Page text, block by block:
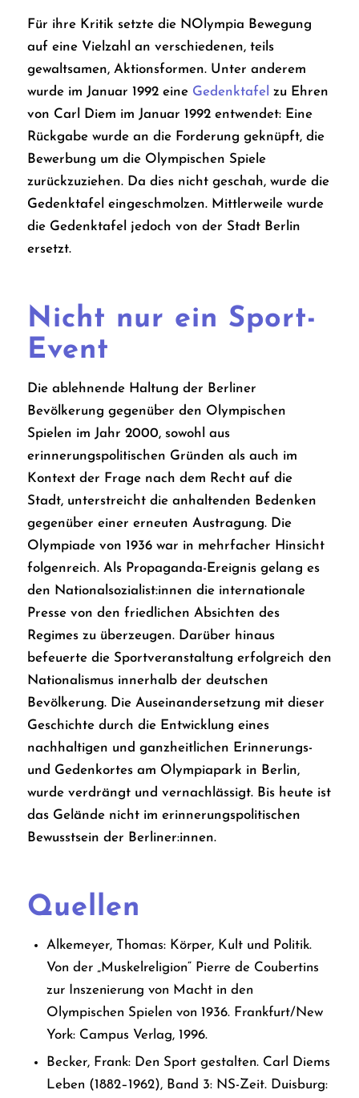
Für ihre Kritik setzte die NOlympia Bewegung
auf eine Vielzahl an verschiedenen, teils
gewaltsamen, Aktionsformen. Unter anderem
wurde im Januar 1992 eine Gedenktafel zu Ehren
von Carl Diem im Januar 1992 entwendet: Eine
Rückgabe wurde an die Forderung geknüpft, die
Bewerbung um die Olympischen Spiele
zurückzuziehen. Da dies nicht geschah, wurde die
Gedenktafel eingeschmolzen. Mittlerweile wurde
die Gedenktafel jedoch von der Stadt Berlin
ersetzt.
Nicht nur ein Sport-
Event
Die ablehnende Haltung der Berliner
Bevölkerung gegenüber den Olympischen
Spielen im Jahr 2000, sowohl aus
erinnerungspolitischen Gründen als auch im
Kontext der Frage nach dem Recht auf die
Stadt, unterstreicht die anhaltenden Bedenken
gegenüber einer erneuten Austragung. Die
Olympiade von 1936 war in mehrfacher Hinsicht
folgenreich. Als Propaganda-Ereignis gelang es
den Nationalsozialist:innen die internationale
Presse von den friedlichen Absichten des
Regimes zu überzeugen. Darüber hinaus
befeuerte die Sportveranstaltung erfolgreich den
Nationalismus innerhalb der deutschen
Bevölkerung. Die Auseinandersetzung mit dieser
Geschichte durch die Entwicklung eines
nachhaltigen und ganzheitlichen Erinnerungs-
und Gedenkortes am Olympiapark in Berlin,
wurde verdrängt und vernachlässigt. Bis heute ist
das Gelände nicht im erinnerungspolitischen
Bewusstsein der Berliner:innen.
Quellen
Alkemeyer, Thomas: Körper, Kult und Politik.
Von der „Muskelreligion“ Pierre de Coubertins
zur Inszenierung von Macht in den
Olympischen Spielen von 1936. Frankfurt/New
York: Campus Verlag, 1996.
Becker, Frank: Den Sport gestalten. Carl Diems
Leben (1882–1962), Band 3: NS-Zeit. Duisburg: